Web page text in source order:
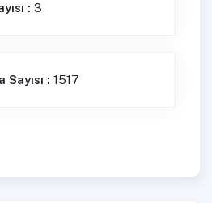
: 3
Sayısı : 1517